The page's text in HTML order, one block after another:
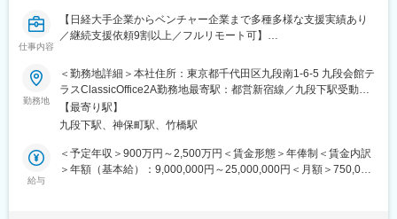
設という大きな事業単位に生かせます。収益・費用・組織・行政
対応を横断して担うため、経営企画と現場実行の両方に関わる点
す。
■働く環境・教育体制
・本部所属は少数精鋭の約70名。20～30代のメンバーを中心に、
2025年4月時点）。
・OJTで案件に入りながら実務を習得（独り立ちは1～3年を想
仕事内容
【日経大手企業からベンチャー企業まで多種多様な支援実績あり
／継続支援依頼9割以上／フルリモート可】
■採用背景：
上場準備による増員です。現在日系大手～スタートアップの製造
業の業務改善案件だけでなく、経営戦略や事業戦略に関する案件
を多くいただいています。当社の9割が製造業出身のメンバーのた
め、経営戦略に関するコンサルティングを実施できるメンバーが
案件に対して少ない状況です。本ポジションでは戦略案件をハン
ズオンで担当し、案件だけでなく会社全体をリードできる人材を
募集します。
勤務地
＜勤務地詳細＞本社住所：東京都千代田区九段南1-6-5 九段会館テ
ラスClassicOffice2A勤務地最寄駅：都営新宿線／九段下駅受動喫
煙対策：屋内全面禁煙変更の範囲：備考記載
【最寄り駅】
九段下駅、神保町駅、竹橋駅
給与
＜予定年収＞900万円～2,500万円＜賃金形態＞年俸制＜賃金内訳
＞年額（基本給）：9,000,000円～25,000,000円＜月額＞750,000